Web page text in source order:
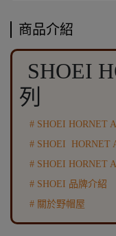
商品介紹
SHOEI
列
# SHOEI HORNET
# SHOEI HORNET
# SHOEI HORNET
# SHOEI 品牌介紹
# 關於野帽屋